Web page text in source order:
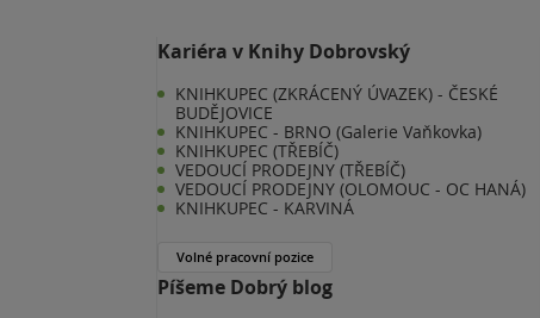
Kariéra v Knihy Dobrovský
KNIHKUPEC (ZKRÁCENÝ ÚVAZEK) - ČESKÉ
BUDĚJOVICE
KNIHKUPEC - BRNO (Galerie Vaňkovka)
KNIHKUPEC (TŘEBÍČ)
VEDOUCÍ PRODEJNY (TŘEBÍČ)
VEDOUCÍ PRODEJNY (OLOMOUC - OC HANÁ)
KNIHKUPEC - KARVINÁ
Volné pracovní pozice
Píšeme Dobrý blog